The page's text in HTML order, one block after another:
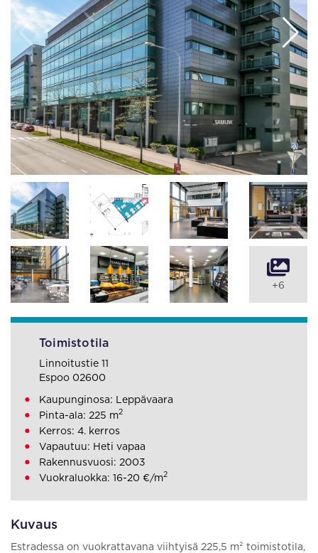
Kuvaus
Estradessa on vuokrattavana viihtyisä 225,5 m² toimistotila,
+6
Toimistotila
Linnoitustie 11
Espoo 02600
Kaupunginosa: Leppävaara
Pinta-ala: 225 m2
Kerros: 4. kerros
Vapautuu: Heti vapaa
Rakennusvuosi: 2003
Vuokraluokka: 16-20 €/m2